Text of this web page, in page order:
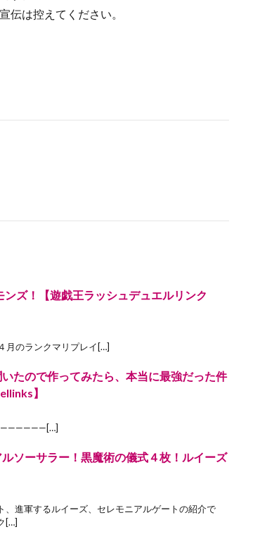
伝は控えてください。
ズ！【遊戯王ラッシュデュエルリンク
のランクマリプレイ[…]
たので作ってみたら、本当に最強だった件
】
———————[…]
ソーサラー！黒魔術の儀式４枚！ルイーズ
進軍するルイーズ、セレモニアルゲートの紹介で
[…]